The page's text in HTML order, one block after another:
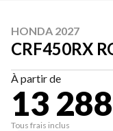
HONDA 2027
CRF450RX
À partir de
13
Tous frais inclus